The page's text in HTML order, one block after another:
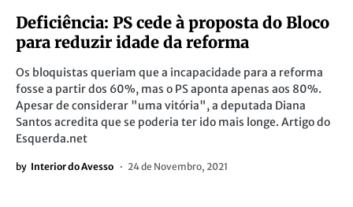
Deficiência: PS cede à proposta do Bloco
para reduzir idade da reforma
Os bloquistas queriam que a incapacidade para a reforma
fosse a partir dos 60%, mas o PS aponta apenas aos 80%.
Apesar de considerar "uma vitória", a deputada Diana
Santos acredita que se poderia ter ido mais longe. Artigo do
Esquerda.net
by Interior do Avesso 24 de Novembro, 2021